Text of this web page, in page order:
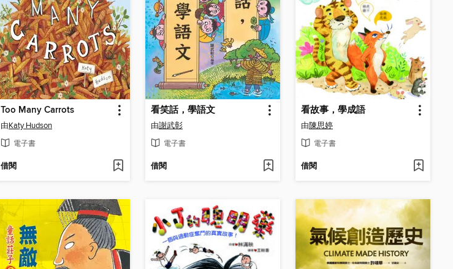
Too Many Carrots
由Katy Hudson
電子書
借閱
看笑話，學語文
由謝武彰
電子書
借閱
看故事，學成語
由陳思婷
電子書
借閱